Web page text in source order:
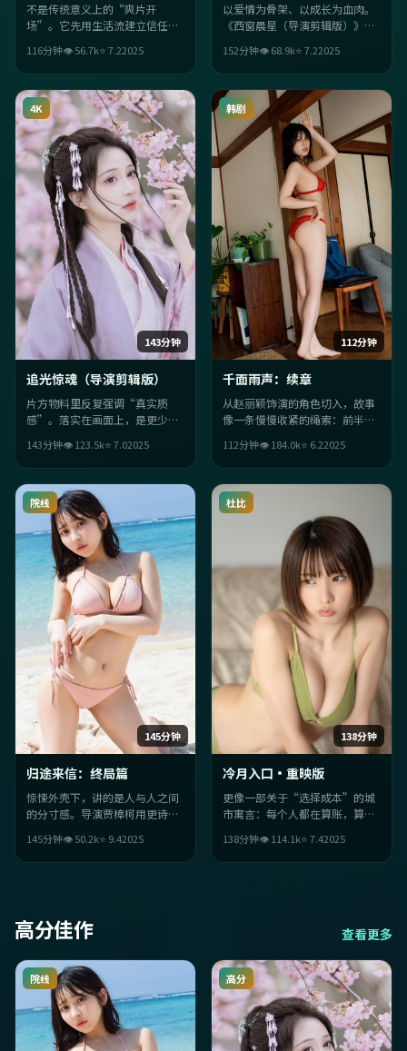
不是传统意义上的“爽片开
场”。它先用生活流建立信任，
区；贾樟柯的调度让每场戏都
“有目的”。
116分钟👁56.7k⭐7.22025
以爱情为骨架、以成长为血肉。
《西窗晨星（导演剪辑版）》在
年代感扎实与人物关系的可信
度。
152分钟👁68.9k⭐7.22025
143分钟
4K
追光惊魂（导演剪辑版）
片方物料里反复强调“真实质
感”。落实在画面上，是更少台
紧密，让欲望主题在细节里长出
来。
143分钟👁123.5k⭐7.02025
112分钟
韩剧
千面雨声：续章
从赵丽颖饰演的角色切入，故事
像一条慢慢收紧的绳索：前半段
然。喜欢强情绪落点的观众不会
失望。
112分钟👁184.0k⭐ 6.22025
145分钟
院线
归途来信：终局篇
惊悚外壳下，讲的是人与人之间
的分寸感。导演贾樟柯用更诗意
里——直到某一幕突然决堤。
145分钟👁50.2k⭐ 9.42025
138分钟
杜比
冷月入口·重映版
更像一部关于“选择成本”的城
市寓言：每个人都在算账，算到
国背景让语境更落地。
138分钟👁114.1k⭐7.42025
高分佳作 查看更多
院线 高分